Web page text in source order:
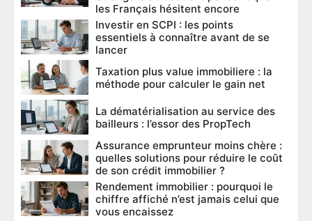
les Français hésitent encore
Investir en SCPI : les points
essentiels à connaître avant de se
lancer
Taxation plus value immobiliere : la
méthode pour calculer le gain net
La dématérialisation au service des
bailleurs : l’essor des PropTech
Assurance emprunteur moins chère :
quelles solutions pour réduire le coût
de son crédit immobilier ?
Rendement immobilier : pourquoi le
chiffre affiché n’est jamais celui que
vous encaissez